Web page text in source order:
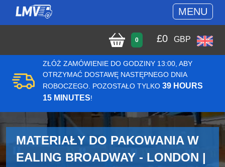
MENU
0 £0 GBP
ZŁÓŻ ZAMÓWIENIE DO GODZINY 13:00, ABY
OTRZYMAĆ DOSTAWĘ NASTĘPNEGO DNIA
ROBOCZEGO. POZOSTAŁO TYLKO 39 HOURS
15 MINUTES!
MATERIAŁY DO PAKOWANIA W
EALING BROADWAY - LONDON |